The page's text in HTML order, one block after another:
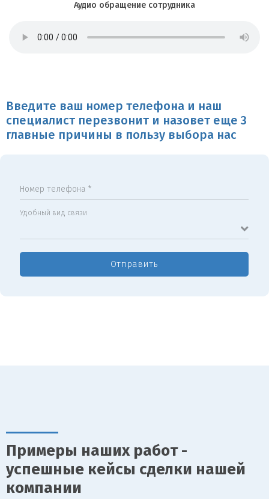
Аудио обращение сотрудника
Введите ваш номер телефона и наш
специалист перезвонит и назовет еще 3
главные причины в пользу выбора нас
Номер телефона *
Удобный вид связи
Отправить
Примеры наших работ -
успешные кейсы сделки нашей
компании